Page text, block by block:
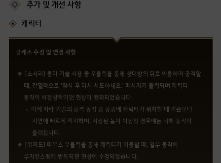
추가 및 개선 사항
캐릭터
클래스 수정 및 변경 사항
[소서러] 몽마 기술 사용 중 우클릭을 통해 상대방의 뒤로 이동하여 공격할
때, 간헐적으로 '잠시 후 다시 시도하세요.' 메시지가 출력되며 캐릭터
동작이 비정상적이던 현상이 완화되었습니다.
이에 따라 기술의 공격 동작 중 공중에 캐릭터가 위치할 때 기존보다
지면에 빠르게 착지하며, 지정된 높이 이상일 경우에는 낙하 동작이
출력됩니다.
[위자드] 마우스 우클릭을 통해 캐릭터가 이동할 때, 일부 동작이
부자연스럽게 반복되던 현상이 수정되었습니다.